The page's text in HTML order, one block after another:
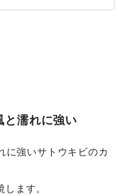
剤：風と濡れに強い
に強いサトウキビのカ
ます。